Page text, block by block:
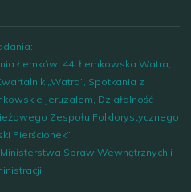
Łemków, 44. Łemkowska Watra,
„Watra”, Spotkania z
Jeruzalem, Działalność
Zespołu Folklorystycznego
Pierścionek”
Spraw Wewnętrznych i